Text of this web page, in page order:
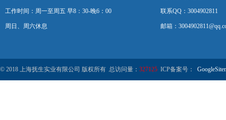
工作时间：周一至周五 早8：30-晚6：00
周日、周六休息
联系QQ：3004902811
邮箱：
© 2018 上海抚生实业有限公司 版权所有 总访问量： 327125 ICP备案号：